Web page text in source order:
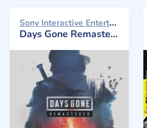
Sony Interactive Entertainment 2025
Days Gone Remastered